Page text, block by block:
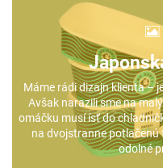
Máme rádi dizajn klienta –
Avšak narazili sme na
omáčku musí ísť do
na dvojstranne potlačenú
odolné